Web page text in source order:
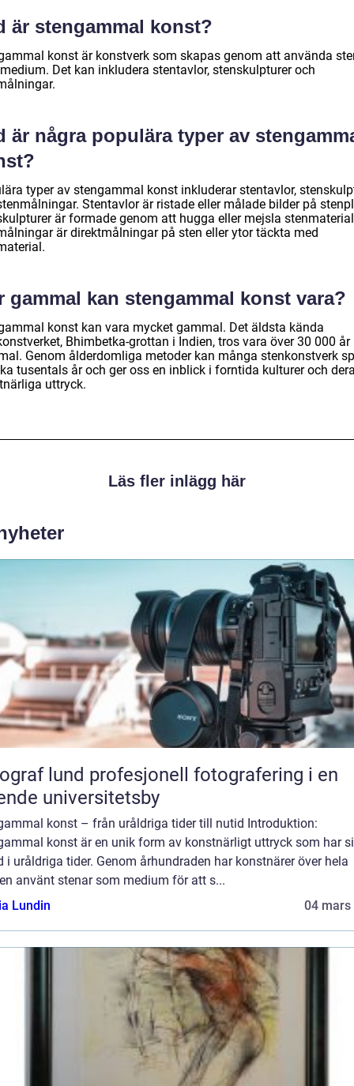
är stengammal konst?
konst är konstverk som skapas genom att använda
Det kan inkludera stentavlor, stenskulpturer och
är några populära typer av
typer av stengammal konst inkluderar stentavlor,
Stentavlor är ristade eller målade bilder på
är formade genom att hugga eller mejsla
är direktmålningar på sten eller ytor täckta med
gammal kan stengammal konst vara?
konst kan vara mycket gammal. Det äldsta kända
Bhimbetka-grottan i Indien, tros vara över 30 000 år
Genom ålderdomliga metoder kan många stenkonstverk
tusentals år och ger oss en inblick i forntida kulturer och
uttryck.
Läs fler inlägg här
profesjonell fotografering i en
universitetsby
konst – från uråldriga tider till nutid Introduktion:
konst är en unik form av konstnärligt uttryck som har
i uråldriga tider. Genom århundraden har konstnärer över hela
använt stenar som medium för att s...
Lundin
04 mars